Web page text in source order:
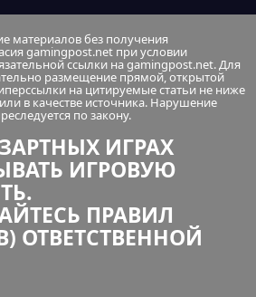
материалов без получения
gamingpost.net при условии
ссылки на gamingpost.net. Для
размещение прямой, открытой
на цитируемые статьи не ниже
в качестве источника. Нарушение
по закону.
ИГРАХ
ИГРОВУЮ
ПРАВИЛ
ОТВЕТСТВЕННОЙ